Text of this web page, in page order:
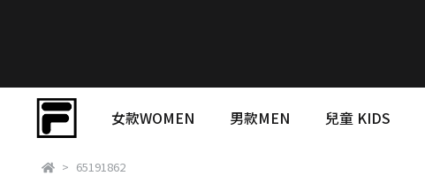
女款WOMEN 男款MEN 兒童 KIDS
65191862